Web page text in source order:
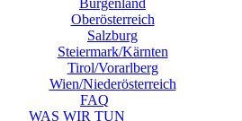
Burgenland
Oberösterreich
Salzburg
Steiermark/Kärnten
Tirol/Vorarlberg
Wien/Niederösterreich
FAQ
WAS WIR TUN